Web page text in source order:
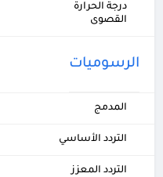
درجة الحرارة
القصوى
الرسوميات
المدمج
التردد الأساسي
التردد المعزز